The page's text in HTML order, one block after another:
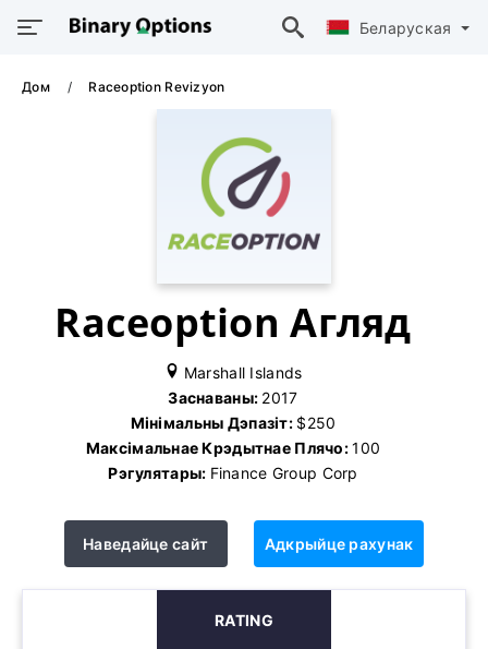
Беларуская
Дом Raceoption Revizyon
Raceoption Агляд
Marshall Islands
Заснаваны: 2017
Мінімальны Дэпазіт: $250
Максімальнае Крэдытнае Плячо:100
Рэгулятары: Finance Group Corp
Наведайце сайт Адкрыйце рахунак
RATING